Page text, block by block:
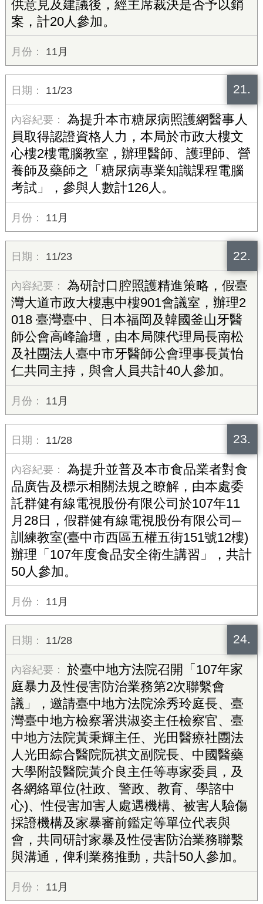
供意見及建議後，經主席裁決是否予以銷
案，計20人參加。
11月
21.
11/23
為提升本市糖尿病照護網醫事人
員取得認證資格人力，本局於市政大樓文
心樓2樓電腦教室，辦理醫師、護理師、營
養師及藥師之「糖尿病專業知識課程電腦
考試」，參與人數計126人。
11月
22.
11/23
為研討口腔照護精進策略，假臺
灣大道市政大樓惠中樓901會議室，辦理2
018 臺灣臺中、日本福岡及韓國釜山牙醫
師公會高峰論壇，由本局陳代理局長南松
及社團法人臺中市牙醫師公會理事長黃怡
仁共同主持，與會人員共計40人參加。
11月
23.
11/28
為提升並普及本市食品業者對食
品廣告及標示相關法規之瞭解，由本處委
託群健有線電視股份有限公司於107年11
月28日，假群健有線電視股份有限公司─
訓練教室(臺中市西區五權五街151號12樓)
辦理「107年度食品安全衛生講習」，共計
50人參加。
11月
24.
11/28
於臺中地方法院召開「107年家
庭暴力及性侵害防治業務第2次聯繫會
議」，邀請臺中地方法院涂秀玲庭長、臺
灣臺中地方檢察署洪淑姿主任檢察官、臺
中地方法院黃秉輝主任、光田醫療社團法
人光田綜合醫院阮祺文副院長、中國醫藥
大學附設醫院黃介良主任等專家委員，及
各網絡單位(社政、警政、教育、學諮中
心)、性侵害加害人處遇機構、被害人驗傷
採證機構及家暴審前鑑定等單位代表與
會，共同研討家暴及性侵害防治業務聯繫
與溝通，俾利業務推動，共計50人參加。
11月